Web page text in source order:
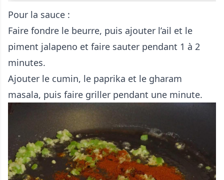
Pour la sauce :
Faire fondre le beurre, puis ajouter l’ail et le
piment jalapeno et faire sauter pendant 1 à 2
minutes.
Ajouter le cumin, le paprika et le gharam
masala, puis faire griller pendant une minute.